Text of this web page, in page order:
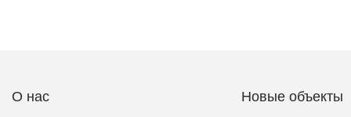
О нас Новые объекты